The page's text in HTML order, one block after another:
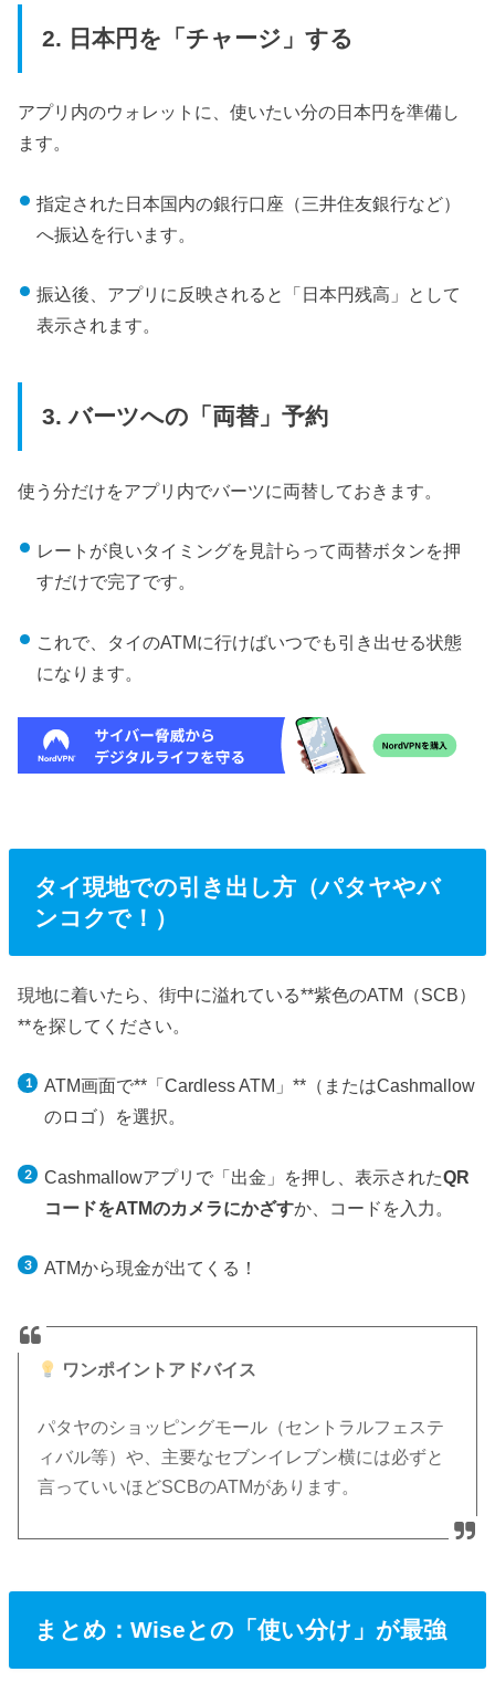
2. 日本円を「チャージ」する
アプリ内のウォレットに、使いたい分の日本円を準備し
ます。
指定された日本国内の銀行口座（三井住友銀行など）
へ振込を行います。
振込後、アプリに反映されると「日本円残高」として
表示されます。
3. バーツへの「両替」予約
使う分だけをアプリ内でバーツに両替しておきます。
レートが良いタイミングを見計らって両替ボタンを押
すだけで完了です。
これで、タイのATMに行けばいつでも引き出せる状態
になります。
タイ現地での引き出し方（パタヤやバ
ンコクで！）
現地に着いたら、街中に溢れている**紫色のATM（SCB）
**を探してください。
ATM画面で**「Cardless ATM」**（またはCashmallow
のロゴ）を選択。
Cashmallowアプリで「出金」を押し、表示されたQR
コードをATMのカメラにかざすか、コードを入力。
ATMから現金が出てくる！
ワンポイントアドバイス
パタヤのショッピングモール（セントラルフェステ
ィバル等）や、主要なセブンイレブン横には必ずと
言っていいほどSCBのATMがあります。
まとめ：Wiseとの「使い分け」が最強